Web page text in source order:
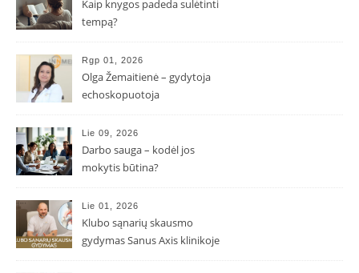
Kaip knygos padeda sulėtinti
tempą?
Rgp 01, 2026
Olga Žemaitienė – gydytoja
echoskopuotoja
Lie 09, 2026
Darbo sauga – kodėl jos
mokytis būtina?
Lie 01, 2026
Klubo sąnarių skausmo
gydymas Sanus Axis klinikoje